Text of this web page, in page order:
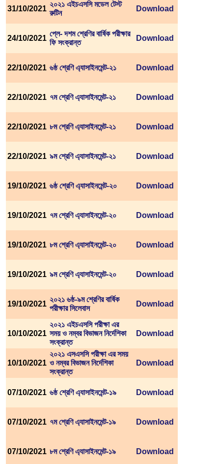
31/10/2021
২০২১ এইচএসসি মডেল টেস্ট
রুটিন
Download
24/10/2021
প্লে- দশম শ্রেণির বার্ষিক পরীক্ষার
ফি সংক্রান্ত
Download
22/10/2021 ৬ষ্ঠ শ্রেণি এ্যাসাইনমেন্ট-২১ Download
22/10/2021 ৭ম শ্রেণি এ্যাসাইনমেন্ট-২১ Download
22/10/2021 ৮ম শ্রেণি এ্যাসাইনমেন্ট-২১ Download
22/10/2021 ৯ম শ্রেণি এ্যাসাইনমেন্ট-২১ Download
19/10/2021 ৬ষ্ঠ শ্রেণি এ্যাসাইনমেন্ট-২০ Download
19/10/2021 ৭ম শ্রেণি এ্যাসাইনমেন্ট-২০ Download
19/10/2021 ৮ম শ্রেণি এ্যাসাইনমেন্ট-২০ Download
19/10/2021 ৯ম শ্রেণি এ্যাসাইনমেন্ট-২০ Download
19/10/2021
২০২১ ৬ষ্ঠ-৯ম শ্রেণির বার্ষিক
পরীক্ষার সিলেবাস
Download
10/10/2021
২০২১ এইচএসসি পরীক্ষা এর
সময় ও নম্বর বিভাজন নির্দেশিকা
সংক্রান্ত
Download
10/10/2021
২০২১ এসএসসি পরীক্ষা এর সময়
ও নম্বর বিভাজন নির্দেশিকা
সংক্রান্ত
Download
07/10/2021 ৬ষ্ঠ শ্রেণি এ্যাসাইনমেন্ট-১৯ Download
07/10/2021 ৭ম শ্রেণি এ্যাসাইনমেন্ট-১৯ Download
07/10/2021 ৮ম শ্রেণি এ্যাসাইনমেন্ট-১৯ Download